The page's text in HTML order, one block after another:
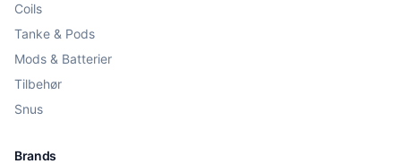
Coils
Tanke & Pods
Mods & Batterier
Tilbehør
Snus
Brands